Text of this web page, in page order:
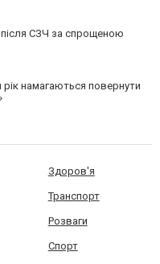
СЗЧ за спрощеною
рік намагаються повернути
Здоров'я
Транспорт
Розваги
Спорт